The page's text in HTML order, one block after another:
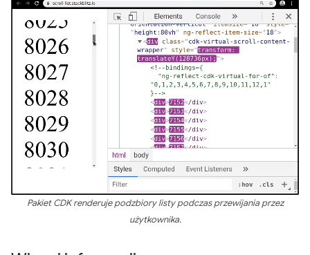
Pakiet CDK renderuje podzbiory listy podczas przewijania przez
użytkownika.